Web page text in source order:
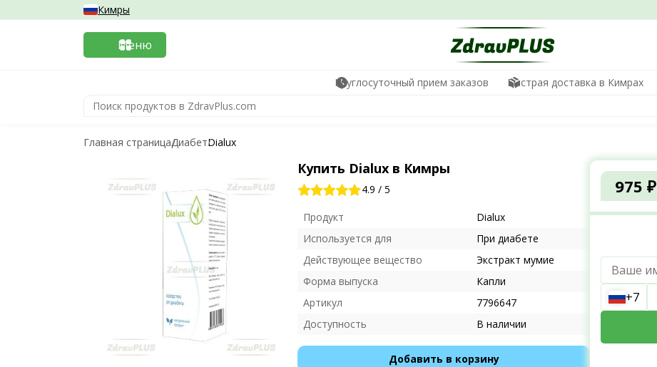
Кимры
Меню
Круглосуточный прием заказов Быстрая доставка в Кимрах
Главная страницаДиабетDialux
Купить Dialux в Кимры
4.9 / 5
Продукт
Dialux
Используется для
При диабете
Действующее вещество
Экстракт мумие
Форма выпуска
Капли
Артикул
7796647
Доступность
В наличии
Добавить в корзину
975 ₽
+7